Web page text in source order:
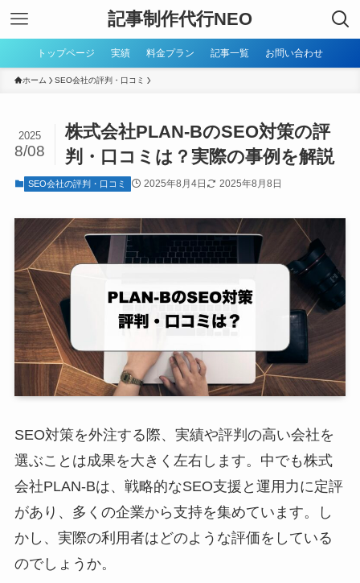
記事制作代行NEO
トップページ 実績 料金プラン 記事一覧 お問い合わせ
ホーム SEO会社の評判・口コミ
株式会社PLAN-BのSEO対策の評
判・口コミは？実際の事例を解説
2025
8/08
SEO会社の評判・口コミ 2025年8月4日 2025年8月8日
SEO対策を外注する際、実績や評判の高い会社を
選ぶことは成果を大きく左右します。中でも株式
会社PLAN-Bは、戦略的なSEO支援と運用力に定評
があり、多くの企業から支持を集めています。し
かし、実際の利用者はどのような評価をしている
のでしょうか。